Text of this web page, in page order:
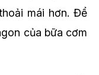
mái hơn. Để
của bữa cơm